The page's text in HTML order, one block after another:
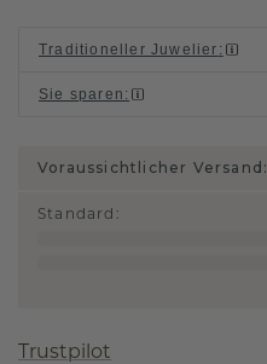
Traditioneller Juwelier :
Sie sparen :
Voraussichtlicher Versand:
Standard :
Trustpilot